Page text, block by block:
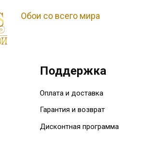
Обои со всего мира
Поддержка
Оплата и доставка
Гарантия и возврат
Дисконтная программа